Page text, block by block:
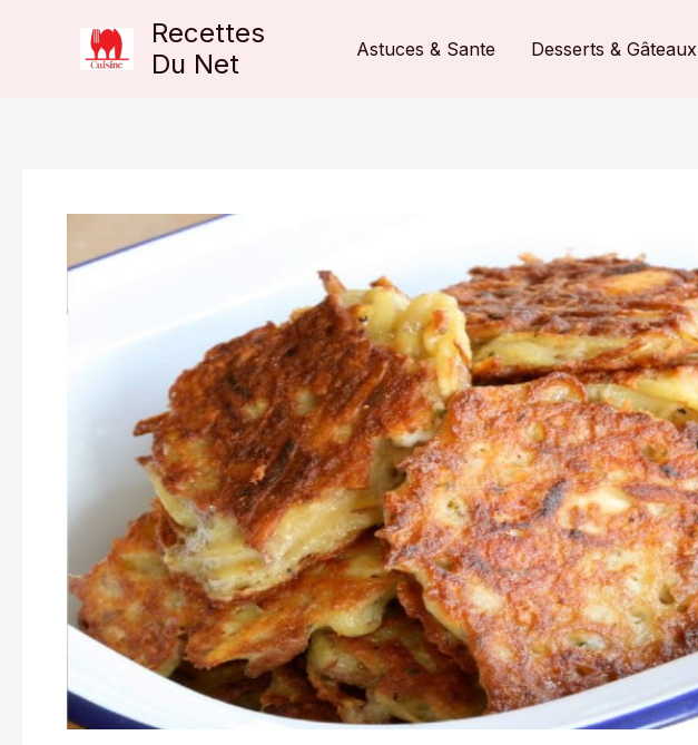
Recettes
Du Net
Astuces & Sante Desserts & Gâteaux